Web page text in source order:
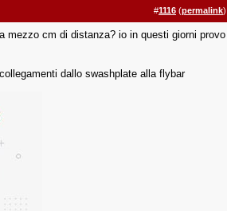
#1116 (permalink)
mezzo cm di distanza? io in questi giorni provo
dallo swashplate alla flybar